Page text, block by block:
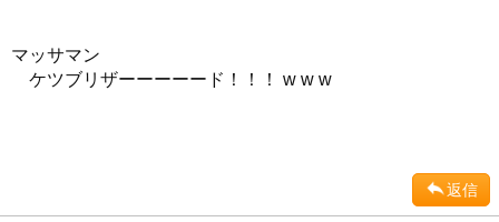
マッサマン
ケツブリザーーーーード！！！ w w w
返信